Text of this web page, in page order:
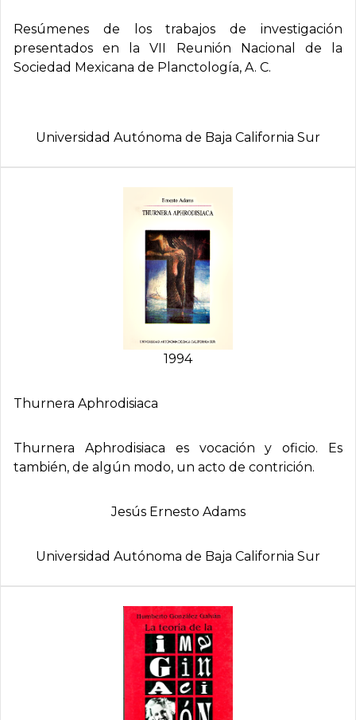
Resúmenes de los trabajos de investigación
presentados en la VII Reunión Nacional de la
Sociedad Mexicana de Planctología, A. C.
Universidad Autónoma de Baja California Sur
1994
Thurnera Aphrodisiaca
Thurnera Aphrodisiaca es vocación y oficio. Es
también, de algún modo, un acto de contrición.
Jesús Ernesto Adams
Universidad Autónoma de Baja California Sur